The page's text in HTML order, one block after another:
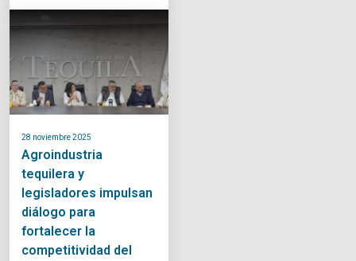
28 noviembre 2025
Agroindustria
tequilera y
legisladores impulsan
diálogo para
fortalecer la
competitividad del